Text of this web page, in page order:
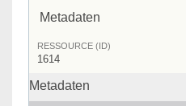
Metadaten
RESSOURCE (ID)
1614
Metadaten